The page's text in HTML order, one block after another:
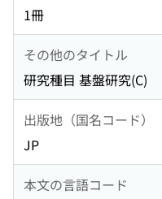
1冊
その他のタイトル
研究種目 基盤研究(C)
出版地（国名コード）
JP
本文の言語コード